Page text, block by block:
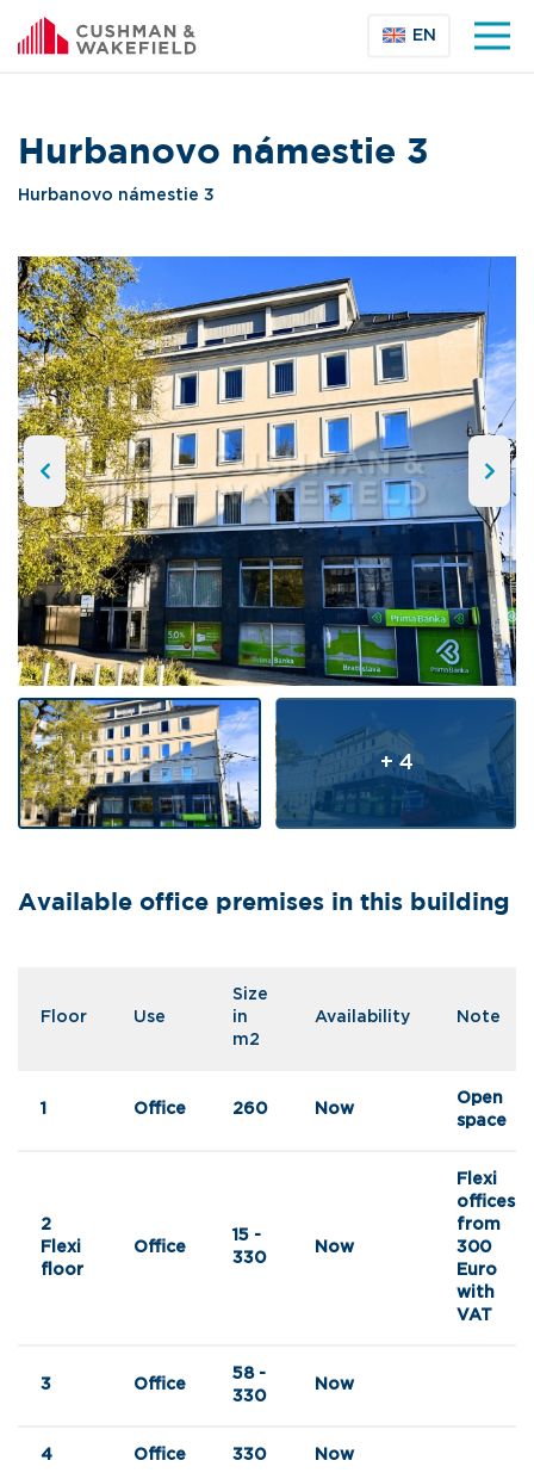
EN
Hurbanovo námestie 3
Hurbanovo námestie 3
+ 4
Available office premises in this building
Floor Use
Size
in
m2
Availability Note
1 Office 260 Now
Open
space
2
Flexi
floor
Office
15 -
330
Now
Flexi
offices
from
300
Euro
with
VAT
3 Office
58 -
330
Now
4 Office 330 Now